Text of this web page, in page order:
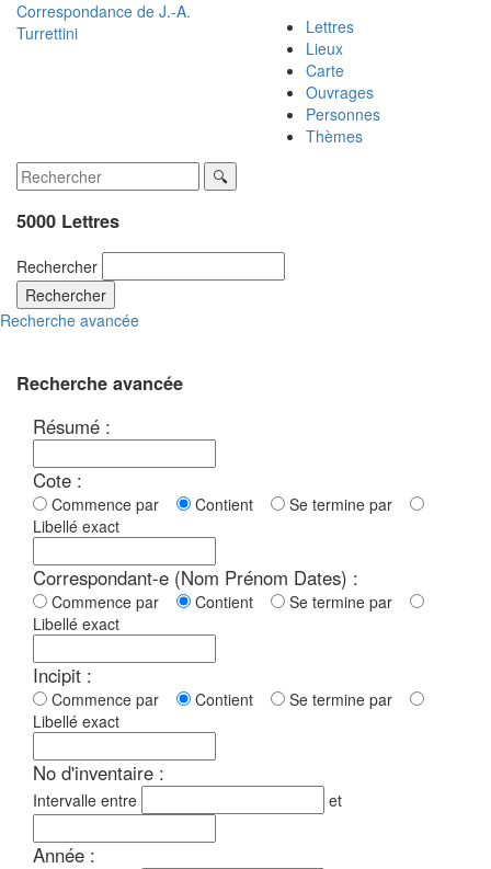
Correspondance de J.-A.
Turrettini
Lettres
Lieux
Carte
Ouvrages
Personnes
Thèmes
5000 Lettres
Rechercher
Rechercher
Recherche avancée
Recherche avancée
Résumé :
Cote :
Commence par Contient
Se termine par
Libellé exact
Correspondant-e (Nom Prénom Dates) :
Commence par Contient
Se termine par
Libellé exact
Incipit :
Commence par Contient
Se termine par
Libellé exact
No d'inventaire :
Intervalle entre et
Année :